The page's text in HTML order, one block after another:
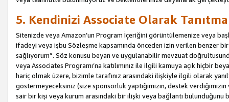
5. Kendinizi Associate Olarak
Sitenizde veya Amazon’un Program İçeriğini görüntülemenize veya
ifadeyi veya işbu Sözleşme kapsamında önceden izin verilen benzer
sağlıyorum”. Söz konusu beyan ve uygulanabilir mevzuat
veya Associates Programı’na katılımınız ile ilgili kamuya açık hiçbir
hariç olmak üzere, bizimle tarafınız arasındaki ilişkiyle ilgili olarak
göstermeyeceksiniz (size sponsorluk yaptığımızın, destek
sair bir kişi veya kurum arasındaki bir ilişki veya bağlantı bulunduğunu